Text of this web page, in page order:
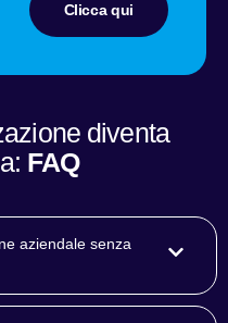
Clicca qui
diventa
FAQ
aziendale senza